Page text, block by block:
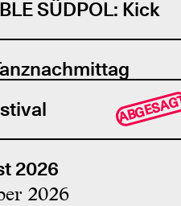
SÜDPOL: Kick
2026
2026